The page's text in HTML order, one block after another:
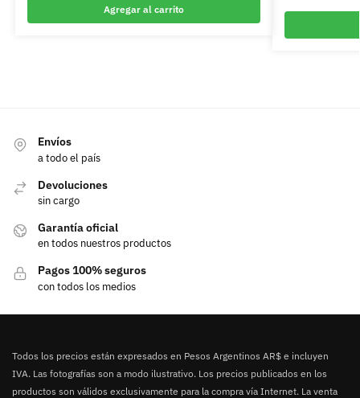
Agregar al carrito
Envíos
a todo el país
Devoluciones
sin cargo
Garantía oficial
en todos nuestros productos
Pagos 100% seguros
con todos los medios
Todos los precios están expresados en Pesos Argentinos AR$ e incluyen
IVA. Las fotografías son a modo ilustrativo. Los precios publicados en los
productos son válidos exclusivamente para la compra vía Internet. La venta